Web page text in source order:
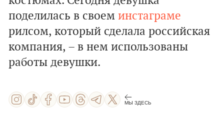
поделилась в своем инстаграме
рилсом, который сделала российская
компания, – в нем использованы
работы девушки.
МЫ ЗДЕСЬ